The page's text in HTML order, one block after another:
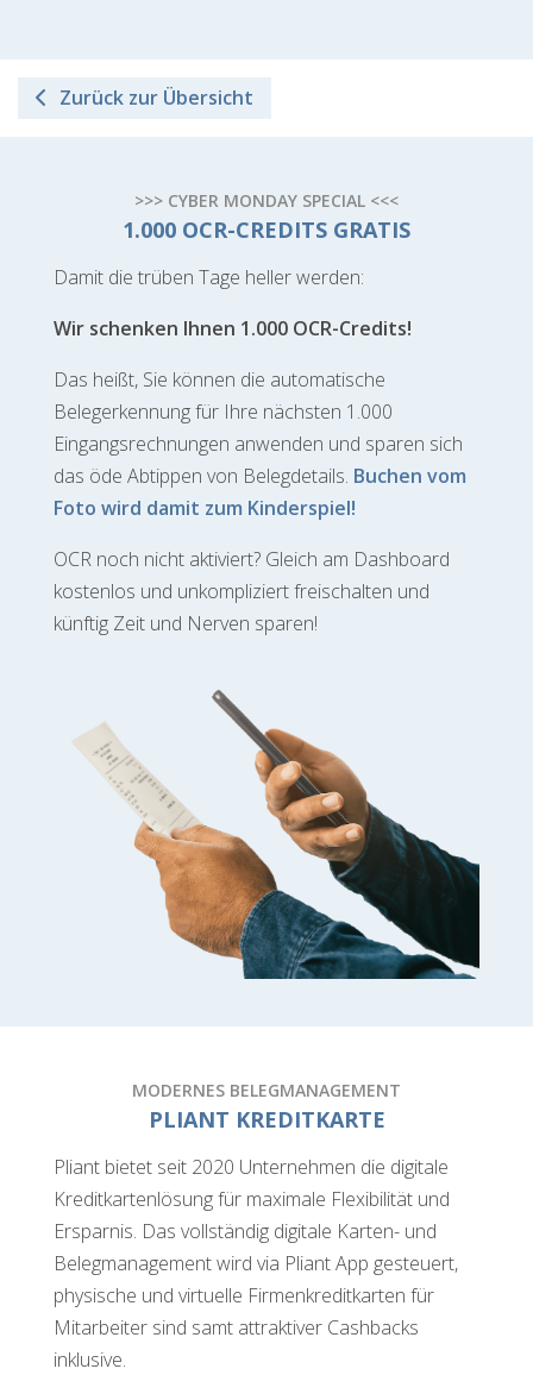
Zurück zur Übersicht
>>> CYBER MONDAY SPECIAL <<<
1.000 OCR-CREDITS GRATIS
Damit die trüben Tage heller werden:
Wir schenken Ihnen 1.000 OCR-Credits!
Das heißt, Sie können die automatische
Belegerkennung für Ihre nächsten 1.000
Eingangsrechnungen anwenden und sparen sich
das öde Abtippen von Belegdetails. Buchen vom
Foto wird damit zum Kinderspiel!
OCR noch nicht aktiviert? Gleich am Dashboard
kostenlos und unkompliziert freischalten und
künftig Zeit und Nerven sparen!
MODERNES BELEGMANAGEMENT
PLIANT KREDITKARTE
Pliant bietet seit 2020 Unternehmen die digitale
Kreditkarten­lösung für maximale Flexibilität und
Ersparnis. Das vollständig digitale Karten- und
Belegmanagement wird via Pliant App gesteuert,
physische und virtuelle Firmenkreditkarten für
Mitarbeiter sind samt attraktiver Cashbacks
inklusive.